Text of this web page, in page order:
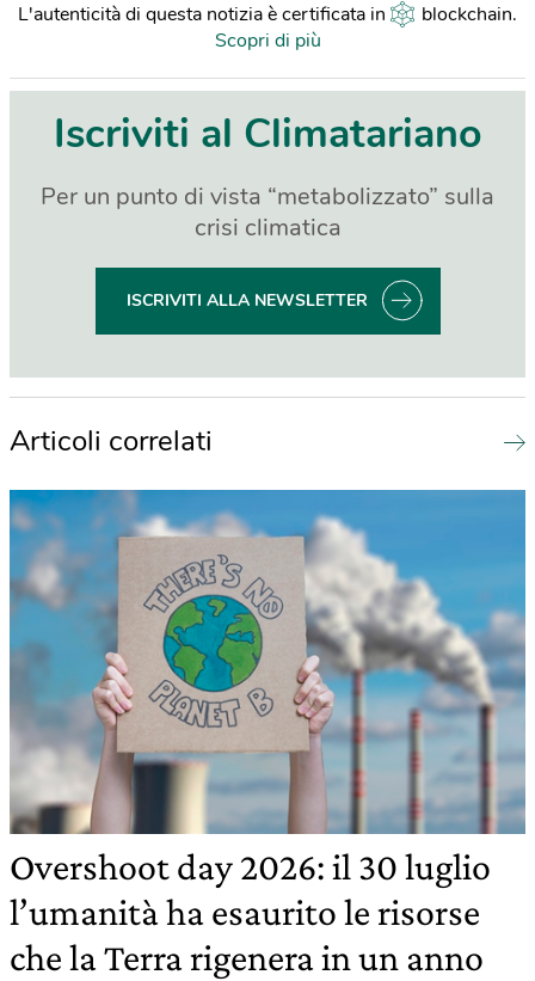
L'autenticità di questa notizia è certificata in blockchain.
Scopri di più
Iscriviti al Climatariano
Per un punto di vista “metabolizzato” sulla
crisi climatica
ISCRIVITI ALLA NEWSLETTER
Articoli correlati
Overshoot day 2026: il 30 luglio
l’umanità ha esaurito le risorse
che la Terra rigenera in un anno